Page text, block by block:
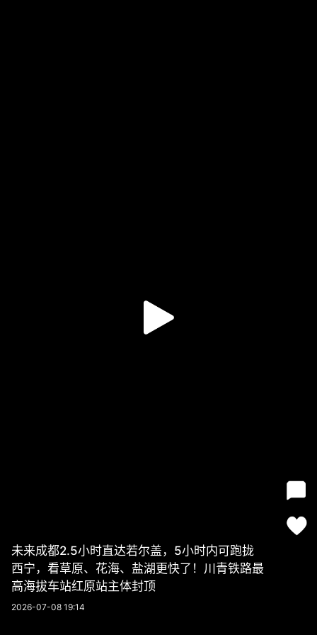
未来成都2.5小时直达若尔盖，5小时内可跑拢
西宁，看草原、花海、盐湖更快了！川青铁路最
高海拔车站红原站主体封顶
2026-07-08 19:14